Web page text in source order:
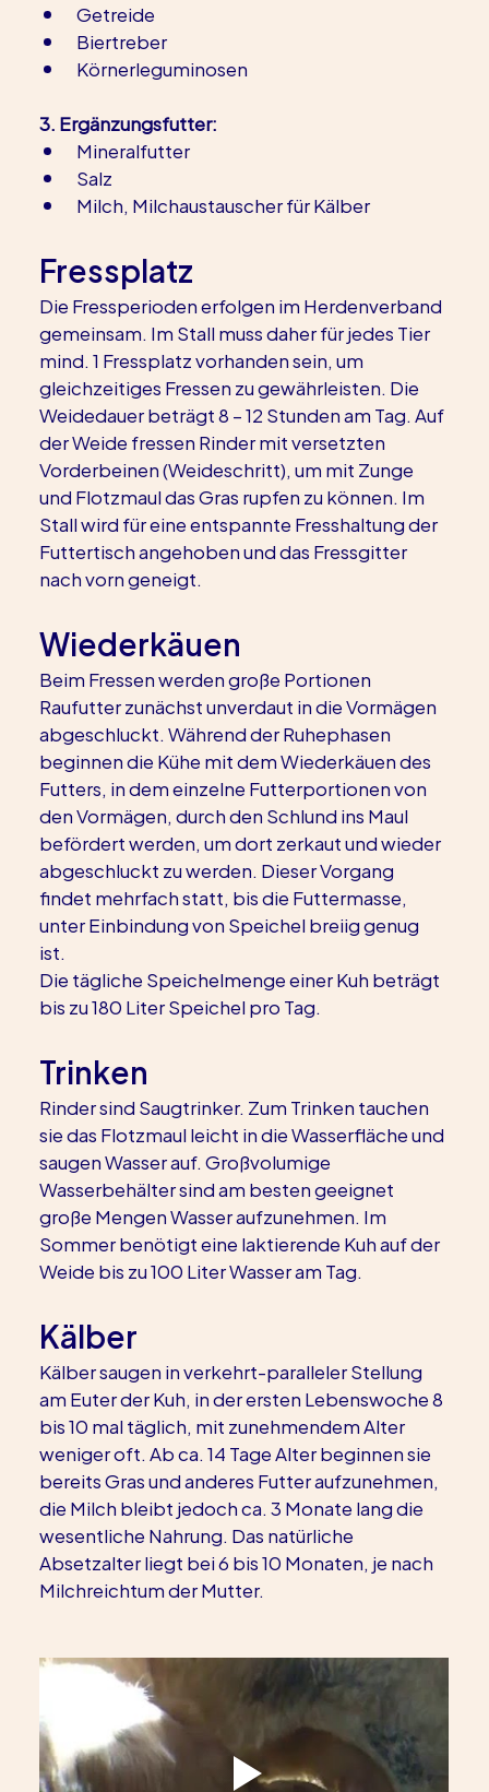
Getreide
Biertreber
Körnerleguminosen
3. Ergänzungsfutter:
Mineralfutter
Salz
Milch, Milchaustauscher für Kälber
Fressplatz
Die Fressperioden erfolgen im Herdenverband
gemeinsam. Im Stall muss daher für jedes Tier
mind. 1 Fressplatz vorhanden sein, um
gleichzeitiges Fressen zu gewährleisten. Die
Weidedauer beträgt 8 – 12 Stunden am Tag. Auf
der Weide fressen Rinder mit versetzten
Vorderbeinen (Weideschritt), um mit Zunge
und Flotzmaul das Gras rupfen zu können. Im
Stall wird für eine entspannte Fresshaltung der
Futtertisch angehoben und das Fressgitter
nach vorn geneigt.
Wiederkäuen
Beim Fressen werden große Portionen
Raufutter zunächst unverdaut in die Vormägen
abgeschluckt. Während der Ruhephasen
beginnen die Kühe mit dem Wiederkäuen des
Futters, in dem einzelne Futterportionen von
den Vormägen, durch den Schlund ins Maul
befördert werden, um dort zerkaut und wieder
abgeschluckt zu werden. Dieser Vorgang
findet mehrfach statt, bis die Futtermasse,
unter Einbindung von Speichel breiig genug
ist.
Die tägliche Speichelmenge einer Kuh beträgt
bis zu 180 Liter Speichel pro Tag.
Trinken
Rinder sind Saugtrinker. Zum Trinken tauchen
sie das Flotzmaul leicht in die Wasserfläche und
saugen Wasser auf. Großvolumige
Wasserbehälter sind am besten geeignet
große Mengen Wasser aufzunehmen. Im
Sommer benötigt eine laktierende Kuh auf der
Weide bis zu 100 Liter Wasser am Tag.
Kälber
Kälber saugen in verkehrt-paralleler Stellung
am Euter der Kuh, in der ersten Lebenswoche 8
bis 10 mal täglich, mit zunehmendem Alter
weniger oft. Ab ca. 14 Tage Alter beginnen sie
bereits Gras und anderes Futter aufzunehmen,
die Milch bleibt jedoch ca. 3 Monate lang die
wesentliche Nahrung. Das natürliche
Absetzalter liegt bei 6 bis 10 Monaten, je nach
Milchreichtum der Mutter.